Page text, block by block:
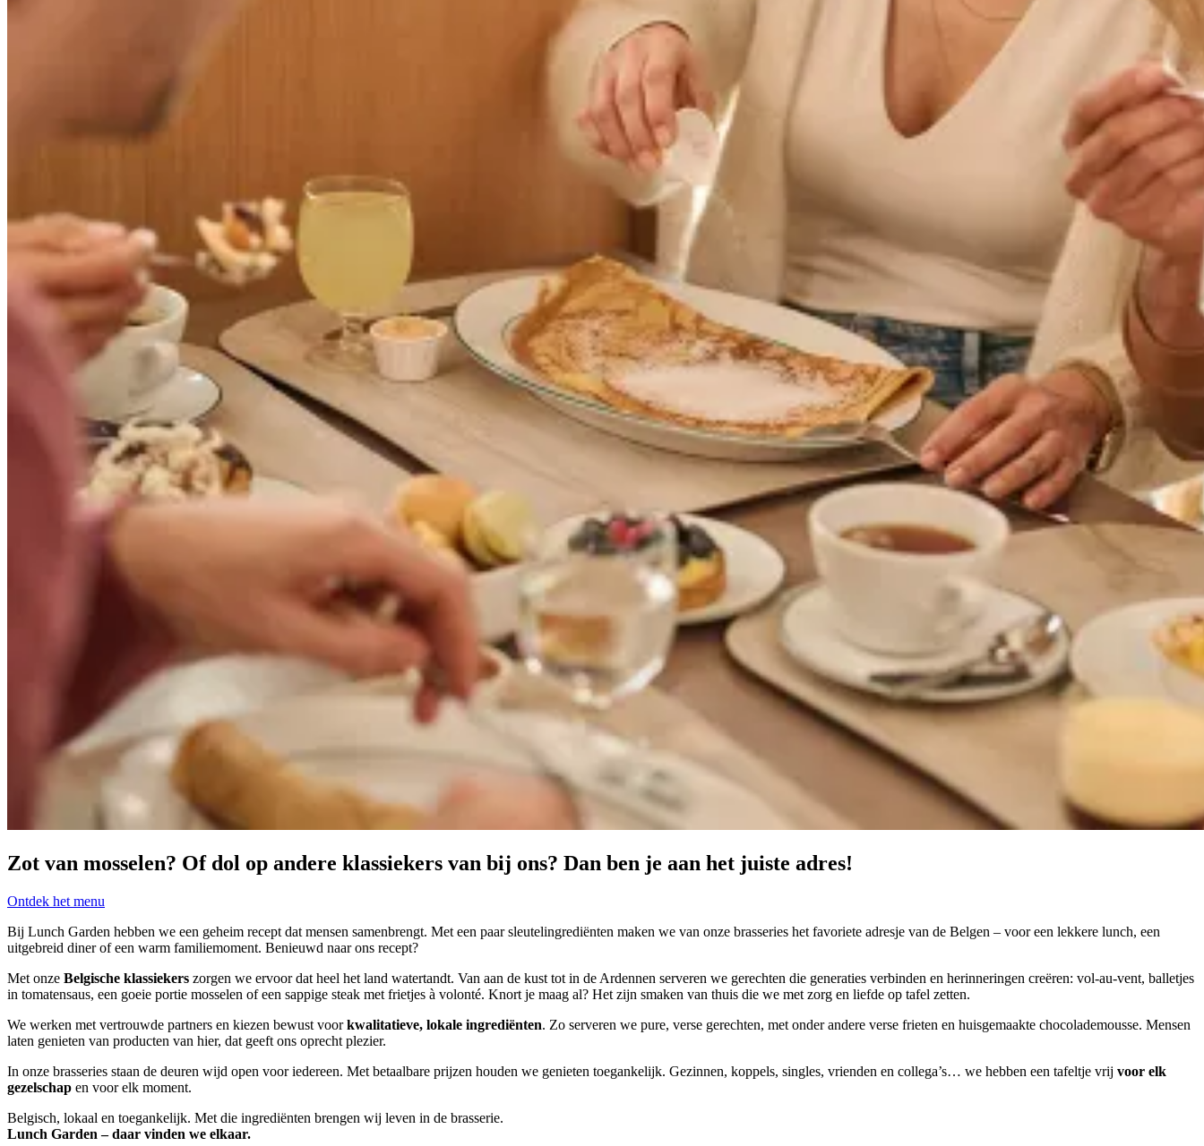
Zot van mosselen? Of dol op andere klassiekers van bij ons? Dan ben je aan het juiste adres!
Ontdek het menu
Bij Lunch Garden hebben we een geheim recept dat mensen samenbrengt. Met een paar sleutelingrediënten maken we van onze brasseries het favoriete adresje van de Belgen – voor een lekkere lunch, een
uitgebreid diner of een warm familiemoment. Benieuwd naar ons recept?
Met onze Belgische klassiekers zorgen we ervoor dat heel het land watertandt. Van aan de kust tot in de Ardennen serveren we gerechten die generaties verbinden en herinneringen creëren: vol-au-vent, balletjes
in tomatensaus, een goeie portie mosselen of een sappige steak met frietjes à volonté. Knort je maag al? Het zijn smaken van thuis die we met zorg en liefde op tafel zetten.
We werken met vertrouwde partners en kiezen bewust voorkwalitatieve, lokale ingrediënten. Zo serveren we pure, verse gerechten, met onder andere verse frieten en huisgemaakte chocolademousse. Mensen
laten genieten van producten van hier, dat geeft ons oprecht plezier.
In onze brasseries staan de deuren wijd open voor iedereen. Met betaalbare prijzen houden we genieten toegankelijk. Gezinnen, koppels, singles, vrienden en collega’s… we hebben een tafeltje vrij voor elk
gezelschap en voor elk moment.
Belgisch, lokaal en toegankelijk. Met die ingrediënten brengen wij leven in de brasserie.
Lunch Garden – daar vinden we elkaar.